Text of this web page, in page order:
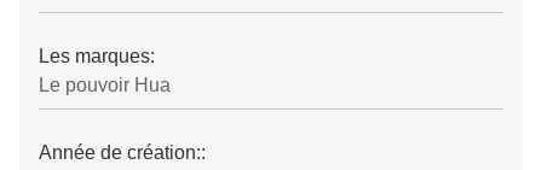
Les marques:
Le pouvoir Hua
Année de création::